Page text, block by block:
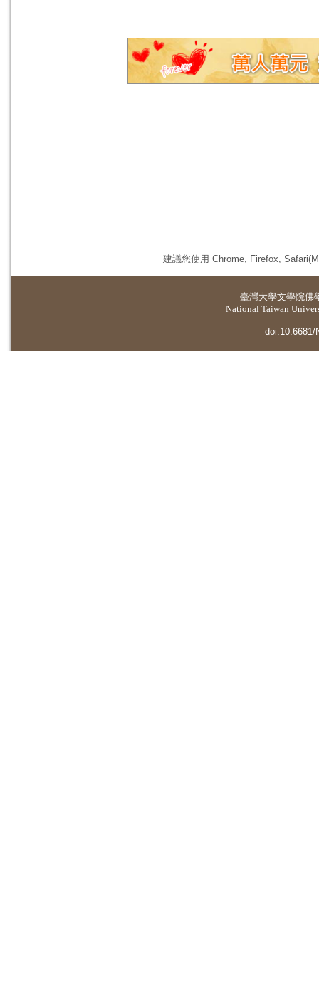
建議您使用 Chrome, Firefox,
臺灣大學文學院佛
National Taiwan
doi:10.6681/